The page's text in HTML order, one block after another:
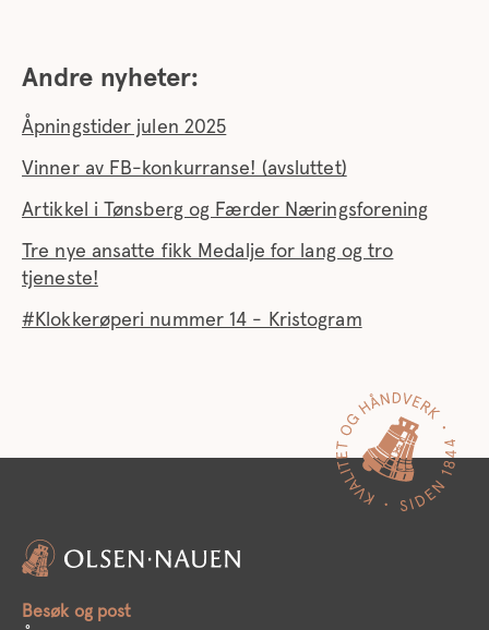
Andre nyheter:
Åpningstider julen 2025
Vinner av FB-konkurranse! (avsluttet)
Artikkel i Tønsberg og Færder Næringsforening
Tre nye ansatte fikk Medalje for lang og tro
tjeneste!
#Klokkerøperi nummer 14 - Kristogram
Besøk og post